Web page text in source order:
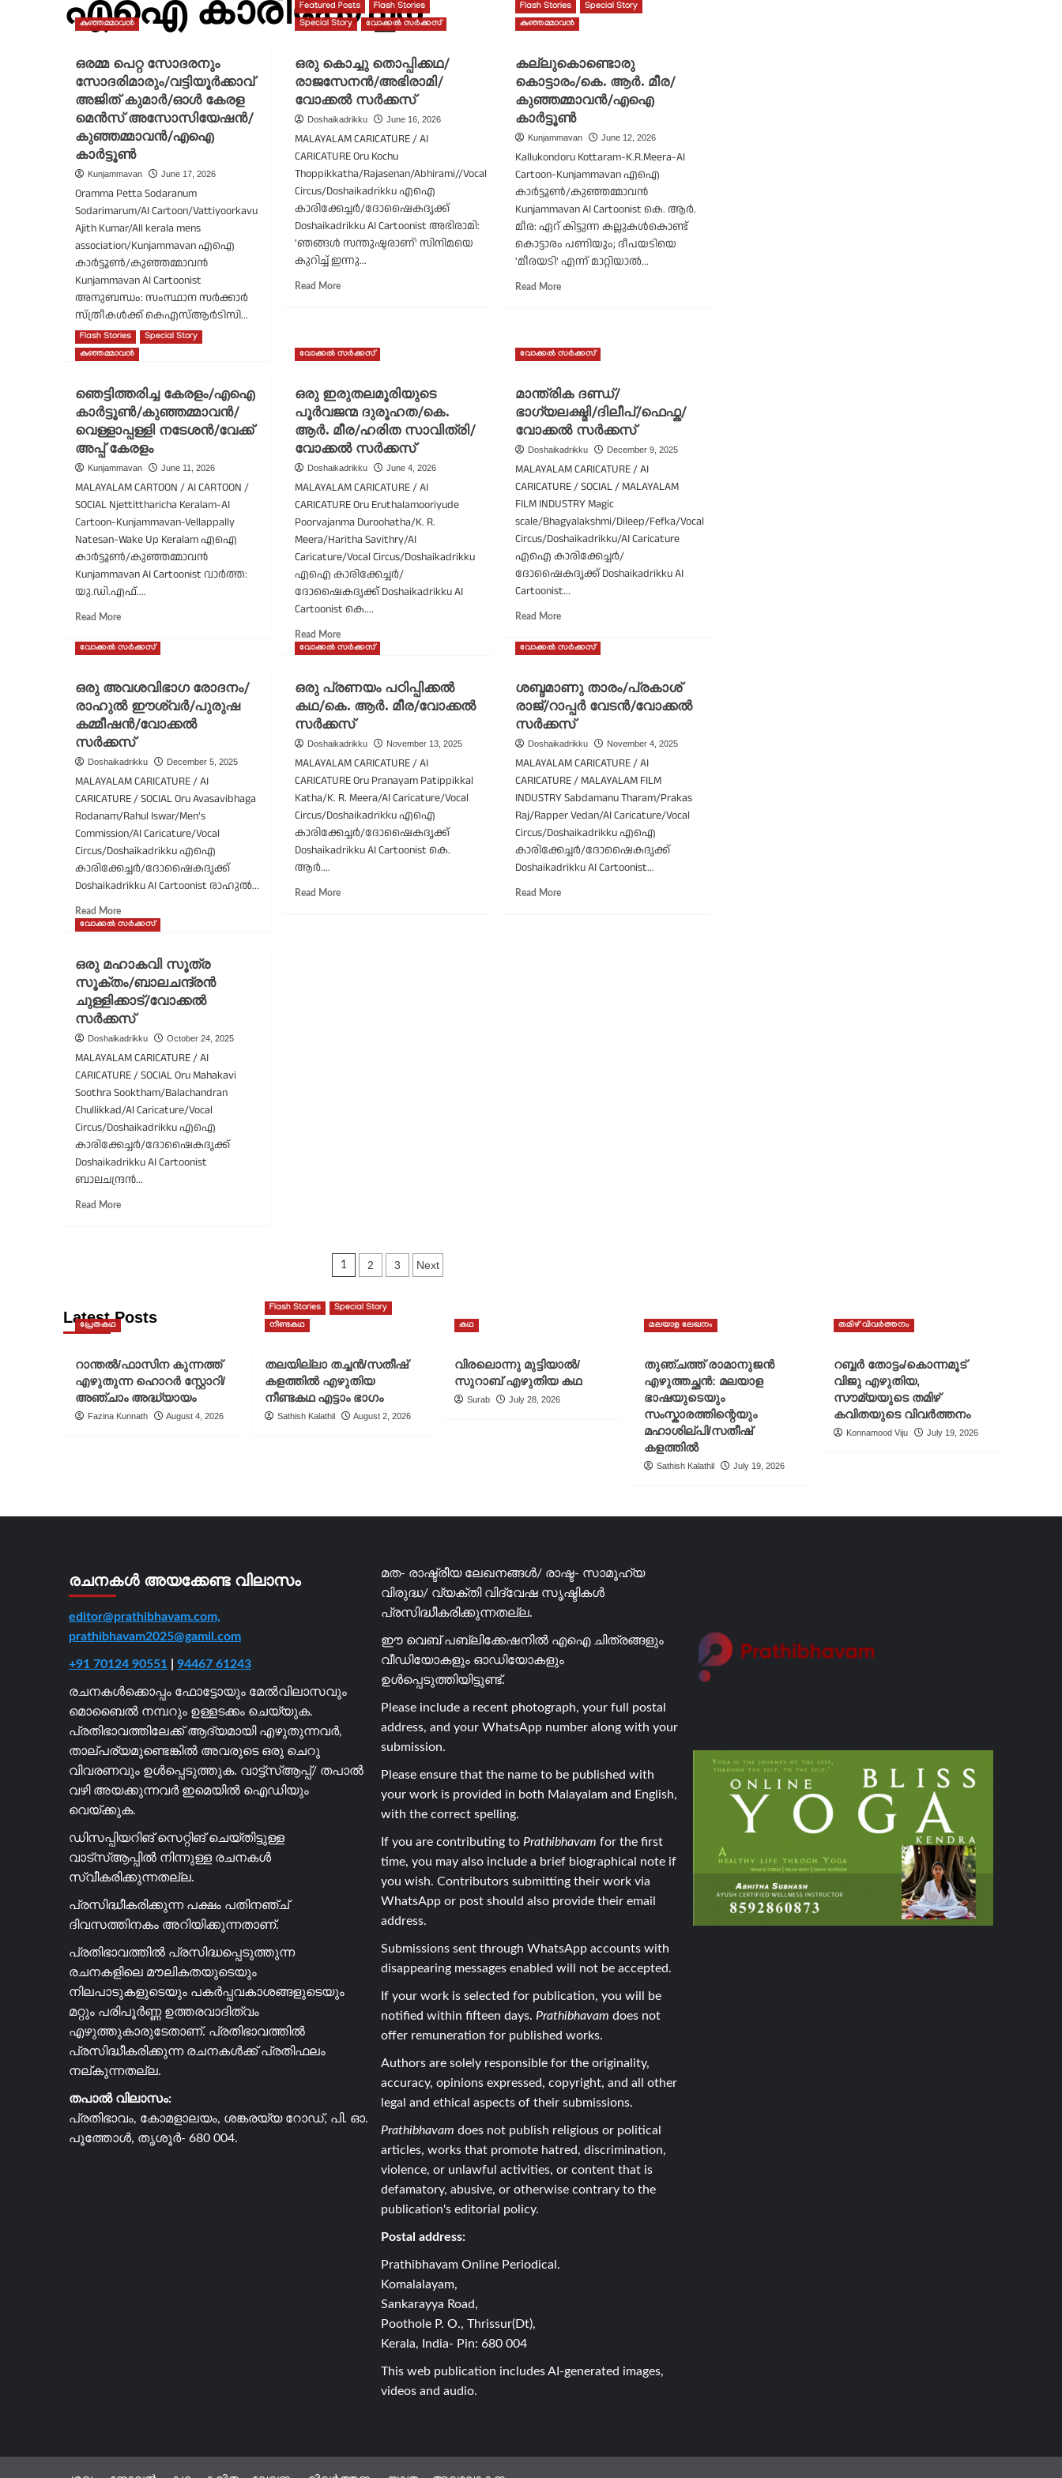
എഐ കാരിക്കേച്ചർ
കുഞ്ഞമ്മാവൻ
ഒരമ്മ പെറ്റ സോദരനും
സോദരിമാരും/വട്ടിയൂർക്കാവ്
അജിത് കുമാർ/ഓൾ കേരള
മെന്‍സ് അസോസിയേഷന്‍/
കുഞ്ഞമ്മാവൻ/എഐ
കാർട്ടൂൺ
Kunjammavan June 17, 2026
Oramma Petta Sodaranum
Sodarimarum/AI Cartoon/Vattiyoorkavu
Ajith Kumar/All kerala mens
association/Kunjammavan എഐ
കാർട്ടൂൺ/കുഞ്ഞമ്മാവൻ
Kunjammavan AI Cartoonist
അനുബന്ധം: സംസ്ഥാന സർക്കാർ
സ്ത്രീകള്‍ക്ക് കെഎസ്ആര്‍ടിസി...
Read MoreRead
more
പെറ്റ
സോദരനും
സോദരിമാരും/
വട്ടിയൂർക്കാവ്
അജിത്
കുമാർ/
ഓൾ
കേരള
മെന്‍സ്
അസോസിയേഷന്‍/
കുഞ്ഞമ്മാവൻ/
എഐ
കാർട്ടൂൺ
Featured Posts
Flash Stories
Special Story
വോക്കൽ സർക്കസ്
ഒരു കൊച്ചു തൊപ്പിക്കഥ/
രാജസേനൻ/അഭിരാമി/
വോക്കൽ സർക്കസ്
Doshaikadrikku June 16, 2026
MALAYALAM CARICATURE / AI
CARICATURE Oru Kochu
Thoppikkatha/Rajasenan/Abhirami//Vocal
Circus/Doshaikadrikku എഐ
കാരിക്കേച്ചർ/ദോഷൈകദൃക്ക്
Doshaikadrikku AI Cartoonist അഭിരാമി:
'ഞങ്ങൾ സന്തുഷ്ടരാണ്' സിനിമയെ
കുറിച്ച് ഇന്നു...
Read MoreRead
തൊപ്പിക്കഥ/
അഭിരാമി/
വോക്കൽ
സർക്കസ്
Flash Stories
Special Story
കുഞ്ഞമ്മാവൻ
കല്ലുകൊണ്ടൊരു
കൊട്ടാരം/കെ. ആർ. മീര/
കുഞ്ഞമ്മാവൻ/എഐ
കാർട്ടൂൺ
Kunjammavan June 12, 2026
Kallukondoru Kottaram-K.R.Meera-AI
Cartoon-Kunjammavan എഐ
കാർട്ടൂൺ/കുഞ്ഞമ്മാവൻ
Kunjammavan AI Cartoonist കെ. ആർ.
മീര: ഏറ് കിട്ടുന്ന കല്ലുകൾകൊണ്ട്
കൊട്ടാരം പണിയും; ദീപയടിയെ
'മീരയടി' എന്ന് മാറ്റിയാല്‍...
Read MoreRead
കെ.
മീര/
കുഞ്ഞമ്മാവൻ/
എഐ
കാർട്ടൂൺ
Flash Stories
Special Story
കുഞ്ഞമ്മാവൻ
ഞെട്ടിത്തരിച്ച കേരളം/എഐ
കാർട്ടൂൺ/കുഞ്ഞമ്മാവൻ/
വെള്ളാപ്പള്ളി നടേശൻ/വേക്ക്
അപ്പ് കേരളം
Kunjammavan June 11, 2026
MALAYALAM CARTOON / AI CARTOON /
SOCIAL Njettittharicha Keralam-AI
Cartoon-Kunjammavan-Vellappally
Natesan-Wake Up Keralam എഐ
കാർട്ടൂൺ/കുഞ്ഞമ്മാവൻ
Kunjammavan AI Cartoonist വാർത്ത:
യു.ഡി.എഫ്....
Read MoreRead
about
എഐ
കാർട്ടൂൺ/
കുഞ്ഞമ്മാവൻ/
വെള്ളാപ്പള്ളി
നടേശൻ/
വേക്ക്
അപ്പ്
കേരളം
വോക്കൽ സർക്കസ്
ഒരു ഇരുതലമൂരിയുടെ
പൂർവജന്മ ദുരൂഹത/കെ.
ആർ. മീര/ഹരിത സാവിത്രി/
വോക്കൽ സർക്കസ്
Doshaikadrikku June 4, 2026
MALAYALAM CARICATURE / AI
CARICATURE Oru Eruthalamooriyude
Poorvajanma Duroohatha/K. R.
Meera/Haritha Savithry/AI
Caricature/Vocal Circus/Doshaikadrikku
എഐ കാരിക്കേച്ചർ/
ദോഷൈകദൃക്ക് Doshaikadrikku AI
Cartoonist കെ....
Read MoreRead
more
ഇരുതലമൂരിയുടെ
പൂർവജന്മ
ദുരൂഹത/
മീര/
ഹരിത
സാവിത്രി/
വോക്കൽ
സർക്കസ്
വോക്കൽ സർക്കസ്
മാന്ത്രിക ദണ്ഡ്/
ഭാഗ്യലക്ഷ്മി/ദിലീപ്/ഫെഫ്ക/
വോക്കൽ സർക്കസ്
Doshaikadrikku December 9, 2025
MALAYALAM CARICATURE / AI
CARICATURE / SOCIAL / MALAYALAM
FILM INDUSTRY Magic
scale/Bhagyalakshmi/Dileep/Fefka/Vocal
Circus/Doshaikadrikku/AI Caricature
എഐ കാരിക്കേച്ചർ/
ദോഷൈകദൃക്ക് Doshaikadrikku AI
Cartoonist...
Read MoreRead
about
ഭാഗ്യലക്ഷ്മി/
ദിലീപ്/
ഫെഫ്ക/
സർക്കസ്
വോക്കൽ സർക്കസ്
ഒരു അവശവിഭാഗ രോദനം/
രാഹുൽ ഈശ്വർ/പുരുഷ
കമ്മീഷൻ/വോക്കൽ
സർക്കസ്
Doshaikadrikku December 5, 2025
MALAYALAM CARICATURE / AI
CARICATURE / SOCIAL Oru Avasavibhaga
Rodanam/Rahul Iswar/Men's
Commission/AI Caricature/Vocal
Circus/Doshaikadrikku എഐ
കാരിക്കേച്ചർ/ദോഷൈകദൃക്ക്
Doshaikadrikku AI Cartoonist രാഹുൽ...
Read MoreRead
more
അവശവിഭാഗ
രോദനം/
രാഹുൽ
ഈശ്വർ/
കമ്മീഷൻ/
വോക്കൽ
സർക്കസ്
വോക്കൽ സർക്കസ്
ഒരു പ്രണയം പഠിപ്പിക്കൽ
കഥ/കെ. ആർ. മീര/വോക്കൽ
സർക്കസ്
Doshaikadrikku November 13, 2025
MALAYALAM CARICATURE / AI
CARICATURE Oru Pranayam Patippikkal
Katha/K. R. Meera/AI Caricature/Vocal
Circus/Doshaikadrikku എഐ
കാരിക്കേച്ചർ/ദോഷൈകദൃക്ക്
Doshaikadrikku AI Cartoonist കെ.
ആർ....
Read MoreRead
വോക്കൽ സർക്കസ്
ശബ്ദമാണു താരം/പ്രകാശ്
രാജ്/റാപ്പർ വേടൻ/വോക്കൽ
സർക്കസ്
Doshaikadrikku November 4, 2025
MALAYALAM CARICATURE / AI
CARICATURE / MALAYALAM FILM
INDUSTRY Sabdamanu Tharam/Prakas
Raj/Rapper Vedan/AI Caricature/Vocal
Circus/Doshaikadrikku എഐ
കാരിക്കേച്ചർ/ദോഷൈകദൃക്ക്
Doshaikadrikku AI Cartoonist...
Read MoreRead
വോക്കൽ സർക്കസ്
ഒരു മഹാകവി സൂത്ര
സൂക്തം/ബാലചന്ദ്രന്‍
ചുള്ളിക്കാട്/വോക്കൽ
സർക്കസ്
Doshaikadrikku October 24, 2025
MALAYALAM CARICATURE / AI
CARICATURE / SOCIAL Oru Mahakavi
Soothra Sooktham/Balachandran
Chullikkad/AI Caricature/Vocal
Circus/Doshaikadrikku എഐ
കാരിക്കേച്ചർ/ദോഷൈകദൃക്ക്
Doshaikadrikku AI Cartoonist
ബാലചന്ദ്രന്‍...
Read MoreRead
ചുള്ളിക്കാട്/
Posts
1 2 3 Next
Latest Posts
പ്രേതകഥ
റാന്തൽ/ഫാസിന കുന്നത്ത്
എഴുതുന്ന ഹൊറർ സ്റ്റോറി/
അഞ്ചാം അദ്ധ്യായം
Fazina Kunnath August 4, 2026
Flash Stories
Special Story
നീണ്ടകഥ
തലയില്ലാ തച്ചൻ/സതീഷ്
കളത്തിൽ എഴുതിയ
നീണ്ടകഥ എട്ടാം ഭാഗം
Sathish Kalathil August 2, 2026
കഥ
വിരലൊന്നു മുട്ടിയാൽ/
സുറാബ് എഴുതിയ കഥ
Surab July 28, 2026
മലയാള ലേഖനം
തുഞ്ചത്ത് രാമാനുജൻ
എഴുത്തച്ഛൻ: മലയാള
ഭാഷയുടെയും
സംസ്കാരത്തിന്റെയും
മഹാശില്പി/സതീഷ്
കളത്തിൽ
Sathish Kalathil July 19, 2026
തമിഴ് വിവർത്തനം
റബ്ബർ തോട്ടം/കൊന്നമൂട്
വിജു എഴുതിയ,
സൗമ്യയുടെ തമിഴ്
കവിതയുടെ വിവർത്തനം
Konnamood Viju July 19, 2026
രചനകൾ അയക്കേണ്ട വിലാസം
editor@prathibhavam.com,
prathibhavam2025@gamil.com
+91 70124 90551 94467 61243
രചനകൾക്കൊപ്പം ഫോട്ടോയും മേൽവിലാസവും
മൊബൈൽ നമ്പറും ഉള്ളടക്കം ചെയ്യുക.
പ്രതിഭാവത്തിലേക്ക് ആദ്യമായി എഴുതുന്നവർ,
താല്പര്യമുണ്ടെങ്കിൽ അവരുടെ ഒരു ചെറു
വിവരണവും ഉൾപ്പെടുത്തുക. വാട്ട്സ്ആപ്പ്/ തപാൽ
വഴി അയക്കുന്നവർ ഇമെയിൽ ഐഡിയും
വെയ്ക്കുക.
ഡിസപ്പിയറിങ് സെറ്റിങ് ചെയ്തിട്ടുള്ള
വാട്സ്ആപ്പിൽ നിന്നുള്ള രചനകൾ
സ്വീകരിക്കുന്നതല്ല.
പ്രസിദ്ധീകരിക്കുന്ന പക്ഷം പതിനഞ്ച്
ദിവസത്തിനകം അറിയിക്കുന്നതാണ്.
പ്രതിഭാവത്തിൽ പ്രസിദ്ധപ്പെടുത്തുന്ന
രചനകളിലെ മൗലികതയുടെയും
നിലപാടുകളുടെയും പകർപ്പവകാശങ്ങളുടെയും
മറ്റും പരിപൂർണ്ണ ഉത്തരവാദിത്വം
എഴുത്തുകാരുടേതാണ്. പ്രതിഭാവത്തിൽ
പ്രസിദ്ധീകരിക്കുന്ന രചനകൾക്ക് പ്രതിഫലം
നല്കുന്നതല്ല.
തപാൽ വിലാസം:
പ്രതിഭാവം, കോമളാലയം, ശങ്കരയ്യ റോഡ്, പി. ഓ.
പൂത്തോൾ, തൃശൂർ- 680 004.
മത- രാഷ്ട്രീയ ലേഖനങ്ങൾ/ രാഷ്ട- സാമൂഹ്യ
വിരുദ്ധ/ വ്യക്തി വിദ്വേഷ സൃഷ്ടികൾ
പ്രസിദ്ധീകരിക്കുന്നതല്ല.
ഈ വെബ് പബ്ലിക്കേഷനിൽ എഐ ചിത്രങ്ങളും
വീഡിയോകളും ഓഡിയോകളും
ഉൾപ്പെടുത്തിയിട്ടുണ്ട്.
Please include a recent photograph, your full postal
address, and your WhatsApp number along with your
submission.
Please ensure that the name to be published with
your work is provided in both Malayalam and English,
with the correct spelling.
If you are contributing to Prathibhavam for the first
time, you may also include a brief biographical note if
you wish. Contributors submitting their work via
WhatsApp or post should also provide their email
address.
Submissions sent through WhatsApp accounts with
disappearing messages enabled will not be accepted.
If your work is selected for publication, you will be
notified within fifteen days. Prathibhavam does not
offer remuneration for published works.
Authors are solely responsible for the originality,
accuracy, opinions expressed, copyright, and all other
legal and ethical aspects of their submissions.
Prathibhavam does not publish religious or political
articles, works that promote hatred, discrimination,
violence, or unlawful activities, or content that is
defamatory, abusive, or otherwise contrary to the
publication's editorial policy.
Postal address:
Prathibhavam Online Periodical.
Komalalayam,
Sankarayya Road,
Poothole P. O., Thrissur(Dt),
Kerala, India- Pin: 680 004
This web publication includes AI-generated images,
videos and audio.